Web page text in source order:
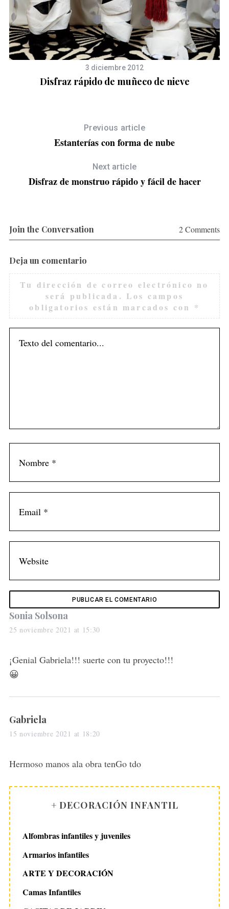
3 diciembre 2012
Disfraz rápido de muñeco de nieve
Previous article
Estanterías con forma de nube
Next article
Disfraz de monstruo rápido y fácil de hacer
Join the Conversation 2 Comments
Deja un comentario
Tu dirección de correo electrónico no
será publicada. Los campos
obligatorios están marcados con *
s
a
s
:
Sonia Solsona
25 noviembre 2021 at 15:30
¡Genial Gabriela!!! suerte con tu proyecto!!!
😀
s
a
s
Gabriela
15 noviembre 2021 at 18:20
Hermoso manos ala obra tenGo tdo
+ DECORACIÓN INFANTIL
Alfombras infantiles y juveniles
Armarios infantiles
ARTE Y DECORACIÓN
Camas Infantiles